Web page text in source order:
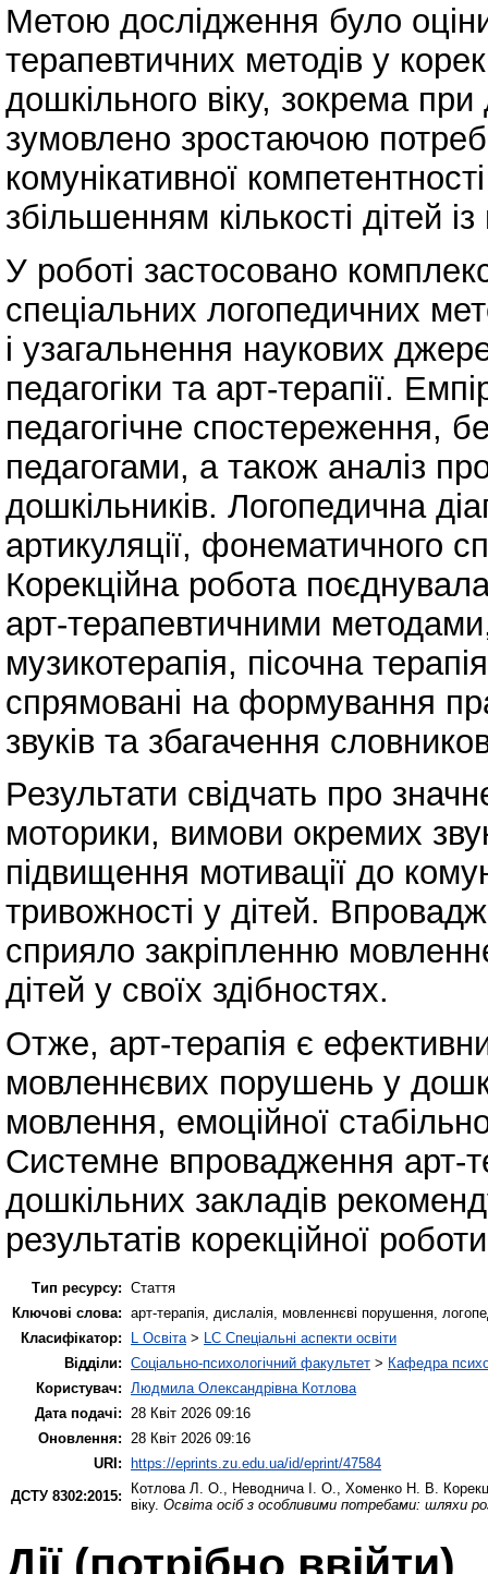
Метою дослідження було
терапевтичних методів у
дошкільного віку, зокрема
зумовлено зростаючою
комунікативної
збільшенням кількості дітей
У роботі застосовано
спеціальних логопедичних
і узагальнення наукових
педагогіки та арт-терапії.
педагогічне спостереження,
педагогами, а також аналіз
дошкільників. Логопедична
артикуляції, фонематичного
Корекційна робота
арт-терапевтичними
музикотерапія, пісочна
спрямовані на формування
звуків та збагачення
Результати свідчать про
моторики, вимови окремих
підвищення мотивації до
тривожності у дітей.
сприяло закріпленню
дітей у своїх здібностях.
Отже, арт-терапія є
мовленнєвих порушень у
мовлення, емоційної
Системне впровадження арт-
дошкільних закладів
результатів корекційної
Тип ресурсу: Стаття
Ключові слова: арт-терапія, дислалія, мовленнєві порушення,
Класифікатор:
L Освіта> LC Спеціальні аспекти освіти
Відділи: Соціально-психологічний факультет > Кафедра
Користувач: Людмила Олександрівна Котлова
Дата подачі: 28 Квіт 2026 09:16
Оновлення: 28 Квіт 2026 09:16
URI:
https://eprints.zu.edu.ua/id/eprint/47584
ДСТУ 8302:2015:
Котлова Л. О., Неводнича І. О., Хоменко Н. В.
віку. Освіта осіб з особливими потребами: шляхи